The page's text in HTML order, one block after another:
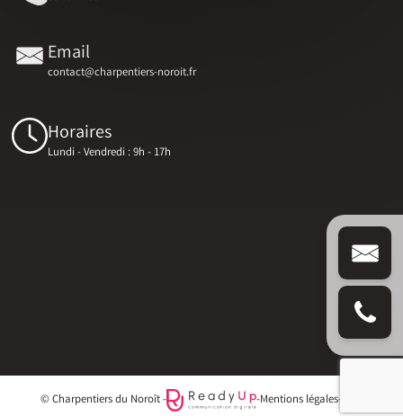
Email
contact@charpentiers-noroit.fr
Horaires
Lundi - Vendredi : 9h - 17h
© Charpentiers du Noroît - -Mentions légales-